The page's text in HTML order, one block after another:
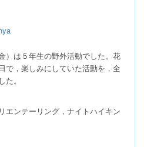
）は５年生の野外活動でした。花
で，楽しみにしていた活動を，全
た。
エンテーリング，ナイトハイキン